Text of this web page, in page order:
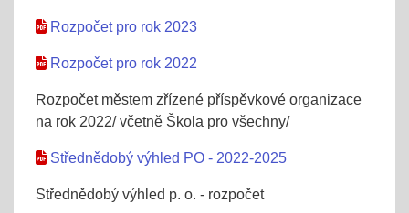
Rozpočet pro rok 2023
Rozpočet pro rok 2022
Rozpočet městem zřízené příspěvkové organizace
na rok 2022/ včetně Škola pro všechny/
Střednědobý výhled PO - 2022-2025
Střednědobý výhled p. o. - rozpočet